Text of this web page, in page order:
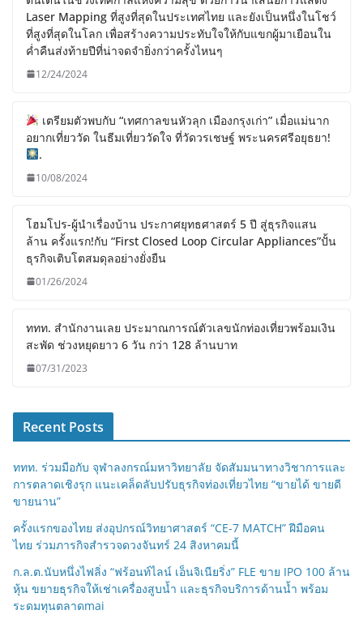
Laser Mapping ที่สูงที่สุดในประเทศไทย และยังเป็นหนึ่งในโชว์
ที่สูงที่สุดในโลก เพื่อสร้างความประทับใจให้กับแขกผู้มาเยือนใน
ค่ำคืนส่งท้ายปีที่น่าจดจำยิ่งกว่าครั้งไหนๆ
12/24/2024
เตรียมตัวพบกับ “เทศกาลขนหัวลุก เมืองกรุงเก่า” เมื่อแม่นาก
อยากเที่ยววัด ในธีมเที่ยววัดใจ ที่วัดวรเชษฐ์ พระนครศรีอยุธยา!
.
10/08/2024
โฮมโปร-ผู้นำเรื่องบ้าน ประกาศยุทธศาสตร์ 5 ปี สู่ธุรกิจแสน
ล้าน ครั้งแรก!กับ “First Closed Loop Circular Appliances”ปั้น
ธุรกิจเติบโตสมดุลอย่างยั่งยืน
01/26/2024
ททท. สำนักงานเลย ประมาณการณ์ตัวเลขนักท่องเที่ยวพร้อมเงิน
สะพัด ช่วงหยุดยาว 6 วัน กว่า 128 ล้านบาท
07/31/2023
Recent Posts
ททท. ร่วมมือกับ จุฬาลงกรณ์มหาวิทยาลัย จัดสัมมนาทางวิชาการและ
การตลาดเชิงรุก แนะเคล็ดลับปรับธุรกิจท่องเที่ยวไทย “ขายได้ ขายดี
ขายนาน”
ครั้งแรกของไทย ส่งอุปกรณ์วิทยาศาสตร์ “CE-7 MATCH” ฝีมือคน
ไทย ร่วมภารกิจสำรวจดวงจันทร์ 24 สิงหาคมนี้
ก.ล.ต.นับหนึ่งไฟลิ่ง “ฟร้อนท์ไลน์ เอ็นจิเนียริ่ง” FLE ขาย IPO 100 ล้าน
หุ้น ขยายธุรกิจให้เช่าเครื่องสูบน้ำ และธุรกิจบริการด้านน้ำ พร้อม
ระดมทุนตลาดmai